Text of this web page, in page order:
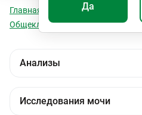
Да
Главная Анализы
Общеклиническое исследование